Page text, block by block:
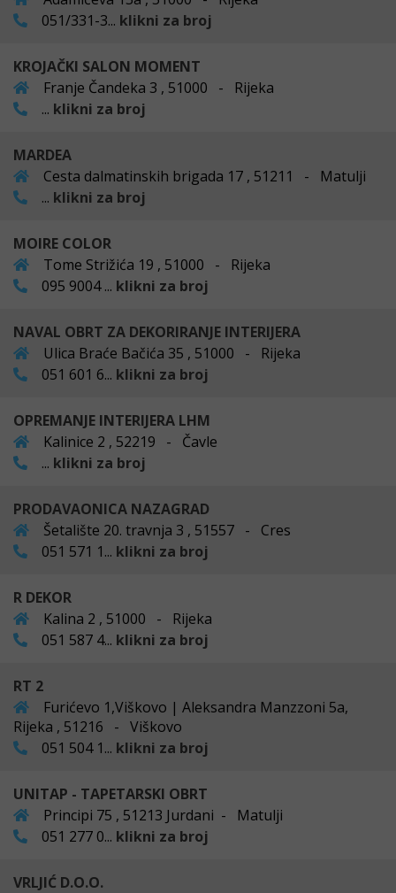
051/331-3... klikni za broj
KROJAČKI SALON MOMENT
Franje Čandeka 3 , 51000 - Rijeka
... klikni za broj
MARDEA
Cesta dalmatinskih brigada 17 , 51211 - Matulji
... klikni za broj
MOIRE COLOR
Tome Strižića 19 , 51000 - Rijeka
095 9004 ... klikni za broj
NAVAL OBRT ZA DEKORIRANJE INTERIJERA
Ulica Braće Bačića 35 , 51000 - Rijeka
051 601 6... klikni za broj
OPREMANJE INTERIJERA LHM
Kalinice 2 , 52219 - Čavle
... klikni za broj
PRODAVAONICA NAZAGRAD
Šetalište 20. travnja 3 , 51557 - Cres
051 571 1... klikni za broj
R DEKOR
Kalina 2 , 51000 - Rijeka
051 587 4... klikni za broj
RT 2
Furićevo 1,Viškovo | Aleksandra Manzzoni 5a,
Rijeka , 51216 - Viškovo
051 504 1... klikni za broj
UNITAP - TAPETARSKI OBRT
Principi 75 , 51213 Jurdani - Matulji
051 277 0... klikni za broj
VRLJIĆ D.O.O.